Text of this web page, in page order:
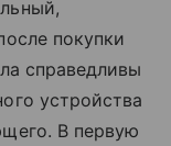
покупки
справедливы
устройства
В первую